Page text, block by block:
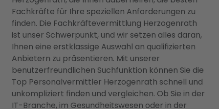
Fachkräfte für Ihre speziellen Anforderungen zu
finden. Die Fachkräftevermittlung Herzogenrath
ist unser Schwerpunkt, und wir setzen alles daran,
Ihnen eine erstklassige Auswahl an qualifizierten
Anbietern zu präsentieren. Mit unserer
benutzerfreundlichen Suchfunktion können Sie die
Top Personalvermittler Herzogenrath schnell und
unkompliziert finden und vergleichen. Ob Sie in der
IT-Branche, im Gesundheitswesen oder in der